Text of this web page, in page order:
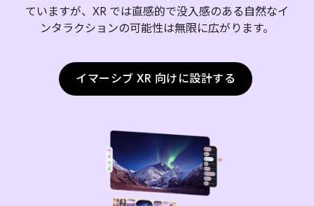
ていますが、XR では直感的で没入感のある自然なイ
ンタラクションの可能性は無限に広がります。
イマーシブ XR 向けに設計する